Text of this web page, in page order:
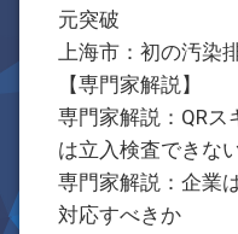
元突破
上海市：初の汚染
【専門家解説】
専門家解説：QR
は立入検査できな
専門家解説：企業
対応すべきか